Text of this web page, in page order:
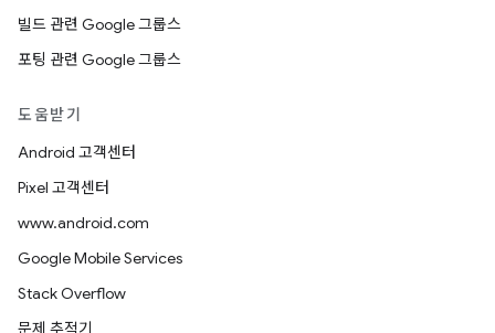
빌드 관련 Google 그룹스
포팅 관련 Google 그룹스
도움받기
Android 고객센터
Pixel 고객센터
www.android.com
Google Mobile Services
Stack Overflow
문제 추적기